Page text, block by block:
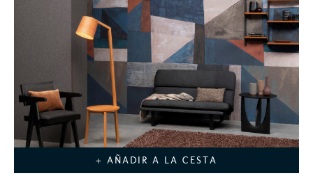
+ AÑADIR A LA CESTA